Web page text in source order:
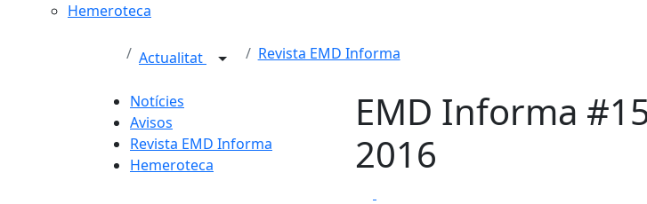
Hemeroteca
Actualitat Revista EMD Informa
Notícies
Avisos
Revista EMD Informa
Hemeroteca
EMD Informa
2016